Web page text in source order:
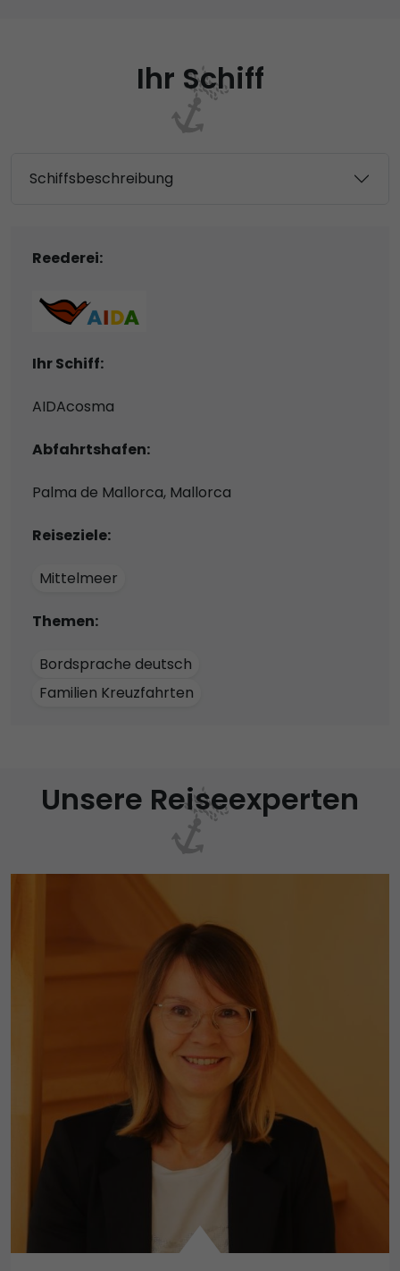
Ihr Schiff
Schiffsbeschreibung
Reederei:
Ihr Schiff:
AIDAcosma
Abfahrtshafen:
Palma de Mallorca, Mallorca
Reiseziele:
Mittelmeer
Themen:
Bordsprache deutsch
Familien Kreuzfahrten
Unsere Reiseexperten